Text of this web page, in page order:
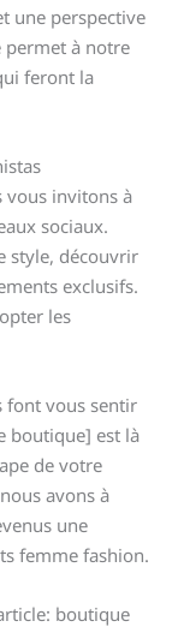
une perspective
permet à notre
feront la
vous invitons à
sociaux.
style, découvrir
exclusifs.
les
font vous sentir
boutique] est là
de votre
avons à
une
femme fashion.
boutique